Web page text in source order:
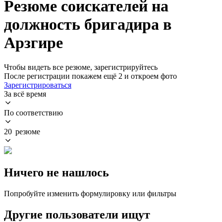
Резюме соискателей на
должность бригадира в
Арзгире
Чтобы видеть все резюме, зарегистрируйтесь
После регистрации покажем ещё 2 и откроем фото
Зарегистрироваться
За всё время
По соответствию
20 резюме
Ничего не нашлось
Попробуйте изменить формулировку или фильтры
Другие пользователи ищут